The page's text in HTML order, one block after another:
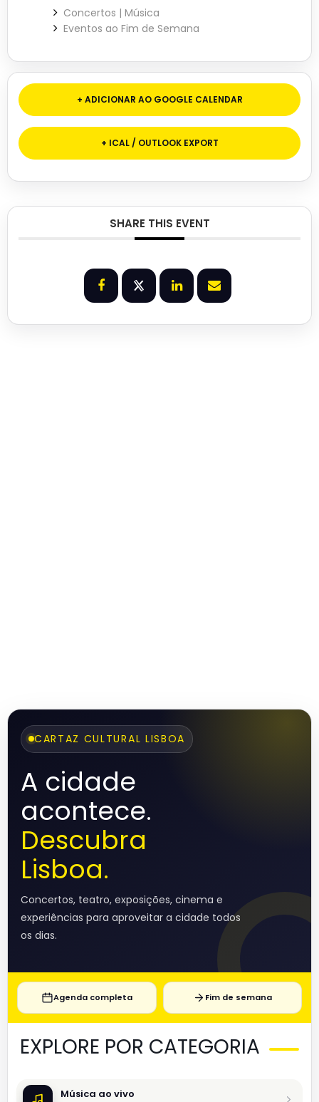
Concertos | Música
Eventos ao Fim de Semana
+ ADICIONAR AO GOOGLE CALENDAR
+ ICAL / OUTLOOK EXPORT
SHARE THIS EVENT
CARTAZ CULTURAL LISBOA
A cidade
acontece.
Descubra
Lisboa.
Concertos, teatro, exposições, cinema e
experiências para aproveitar a cidade todos
os dias.
Agenda completa Fim de semana
EXPLORE POR CATEGORIA
Música ao vivo